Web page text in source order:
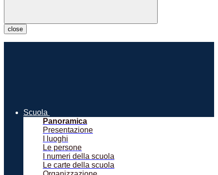
close
Scuola
Panoramica
Presentazione
I luoghi
Le persone
I numeri della scuola
Le carte della scuola